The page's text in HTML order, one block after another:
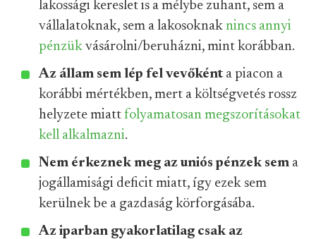
lakossági kereslet is a mélybe zuhant, sem a
vállalatoknak, sem a lakosoknak nincs annyi
pénzük vásárolni/beruházni, mint korábban.
Az állam sem lép fel vevőként a piacon a
korábbi mértékben, mert a költségvetés rossz
helyzete miatt folyamatosan megszorításokat
kell alkalmazni.
Nem érkeznek meg az uniós pénzek sem a
jogállamisági deficit miatt, így ezek sem
kerülnek be a gazdaság körforgásába.
Az iparban gyakorlatilag csak az